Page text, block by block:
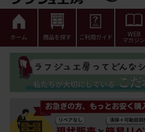
ホーム 商品を探す ご利用ガイド WEB
マガジン